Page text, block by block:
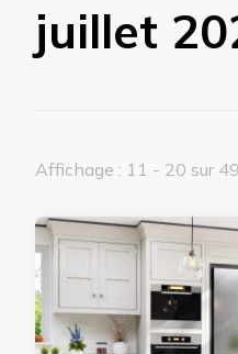
juillet
Affichage : 11 - 20 sur